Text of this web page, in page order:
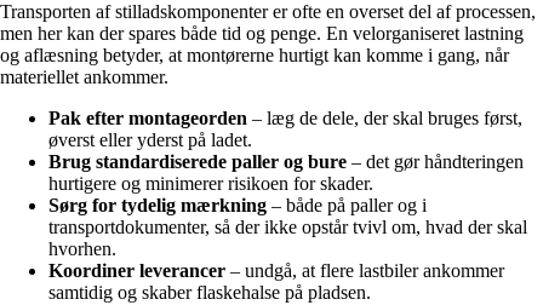
Transporten af stilladskomponenter er ofte en overset del af processen,
men her kan der spares både tid og penge. En velorganiseret lastning
og aflæsning betyder, at montørerne hurtigt kan komme i gang, når
materiellet ankommer.
Pak efter montageorden – læg de dele, der skal bruges først,
øverst eller yderst på ladet.
Brug standardiserede paller og bure – det gør håndteringen
hurtigere og minimerer risikoen for skader.
Sørg for tydelig mærkning – både på paller og i
transportdokumenter, så der ikke opstår tvivl om, hvad der skal
hvorhen.
Koordiner leverancer – undgå, at flere lastbiler ankommer
samtidig og skaber flaskehalse på pladsen.